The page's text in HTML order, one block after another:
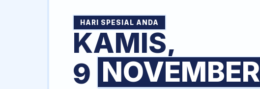
HARI SPESIAL ANDA
KAMIS,
9 NOVEMBER